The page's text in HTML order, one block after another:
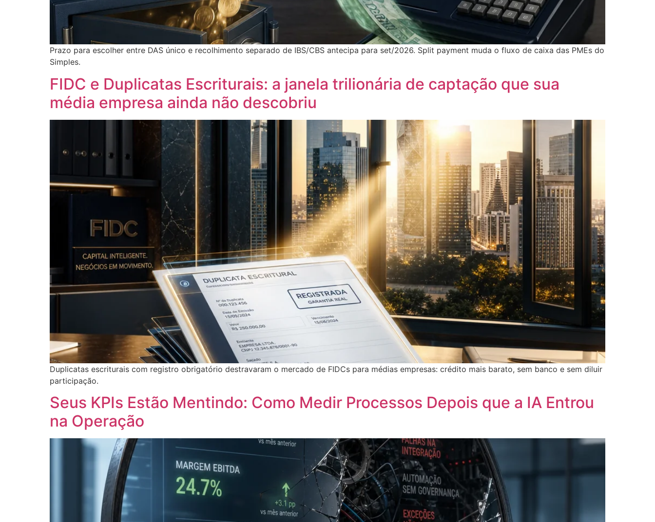
Prazo para escolher entre DAS único e recolhimento separado de IBS/CBS antecipa para set/2026. Split payment muda o fluxo de caixa das PMEs do
Simples.
FIDC e Duplicatas Escriturais: a janela trilionária de captação que sua
média empresa ainda não descobriu
Duplicatas escriturais com registro obrigatório destravaram o mercado de FIDCs para médias empresas: crédito mais barato, sem banco e sem diluir
participação.
Seus KPIs Estão Mentindo: Como Medir Processos Depois que a IA Entrou
na Operação